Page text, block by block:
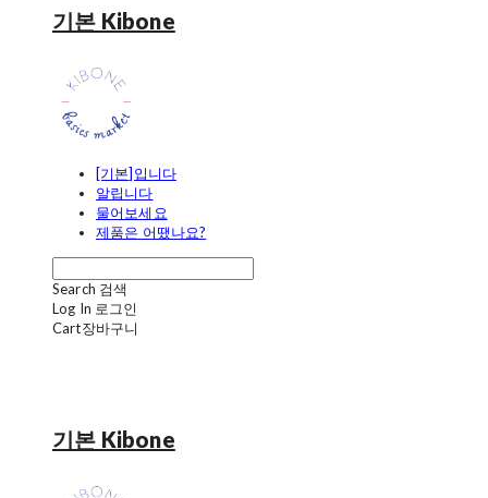
기본 Kibone
[기본]입니다
알립니다
물어보세요
제품은 어땠나요?
Search 검색
Log In 로그인
Cart장바구니
기본 Kibone